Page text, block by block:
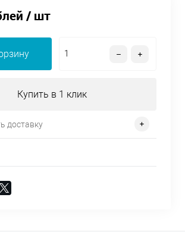
/ шт
Купить в 1 клик
доставку